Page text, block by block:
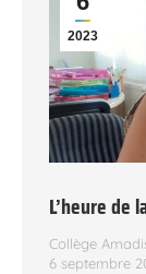
2023
L’heure de
Collège
6 septembre